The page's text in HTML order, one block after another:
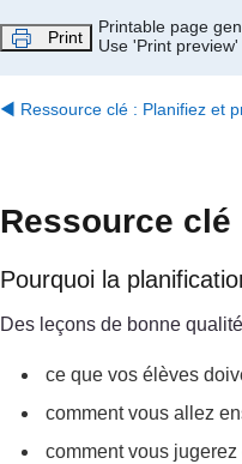
Print
Printable page
Use 'Print
◀︎ Ressource clé : Planifiez et
Ressource
Pourquoi la
Des leçons de bonne
ce que vos élèves
comment vous allez
comment vous